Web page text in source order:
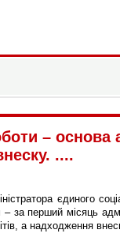
– основа
....
єдиного
– за перший місяць
а надходження